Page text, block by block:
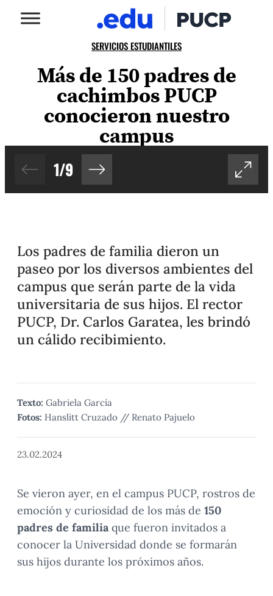
SERVICIOS ESTUDIANTILES
Más de 150 padres de
cachimbos PUCP
conocieron nuestro
campus
1/9
Los padres de familia dieron un
paseo por los diversos ambientes del
campus que serán parte de la vida
universitaria de sus hijos. El rector
PUCP, Dr. Carlos Garatea, les brindó
un cálido recibimiento.
Texto: Gabriela García
Fotos: Hanslitt Cruzado // Renato Pajuelo
23.02.2024
Se vieron ayer, en el campus PUCP, rostros de
emoción y curiosidad de los más de 150
padres de familiaque fueron invitados a
conocer la Universidad donde se formarán
sus hijos durante los próximos años.